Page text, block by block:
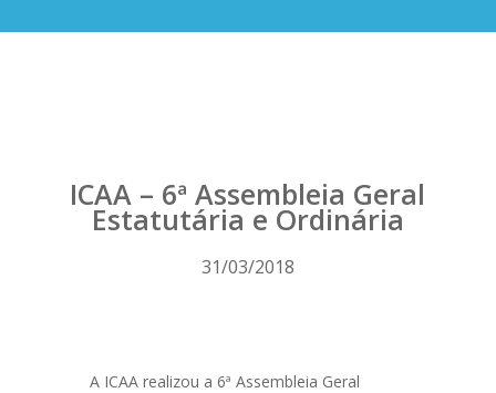
ICAA – 6ª Assembleia Geral
Estatutária e Ordinária
31/03/2018
A ICAA realizou a 6ª Assembleia Geral